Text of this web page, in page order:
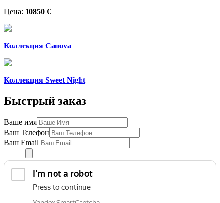
Цена: 10850 €
Коллекция Canova
Коллекция Sweet Night
Быстрый заказ
Ваше имя
Ваш Телефон
Ваш Email